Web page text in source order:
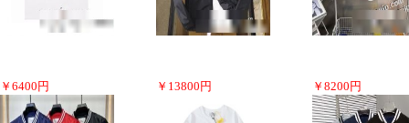
￥ 6400 円 ￥ 13800 円 ￥ 8200 円